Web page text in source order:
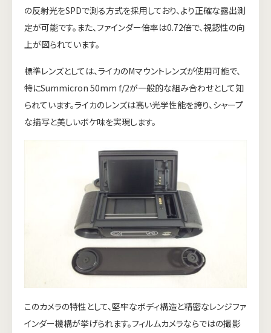
の反射光をSPDで測る方式を採用しており、より正確な露出測
定が可能です。また、ファインダー倍率は0.72倍で、視認性の向
上が図られています。
標準レンズとしては、ライカのMマウントレンズが使用可能で、
特にSummicron 50mm f/2が一般的な組み合わせとして知
られています。ライカのレンズは高い光学性能を誇り、シャープ
な描写と美しいボケ味を実現します。
このカメラの特性として、堅牢なボディ構造と精密なレンジファ
インダー機構が挙げられます。フィルムカメラならではの撮影